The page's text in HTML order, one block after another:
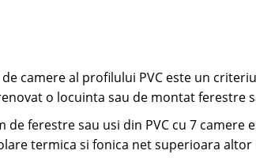
camere al profilului PVC este un
o locuinta sau de montat ferestre
de ferestre sau usi din PVC cu 7
termica si fonica net superioara altor